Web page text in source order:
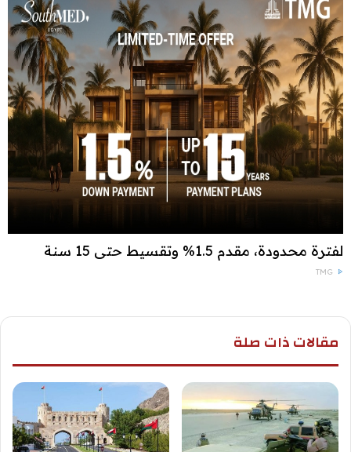
لفترة محدودة، مقدم 1.5% وتقسيط حتى 15 سنة
TMG
مقالات ذات صلة